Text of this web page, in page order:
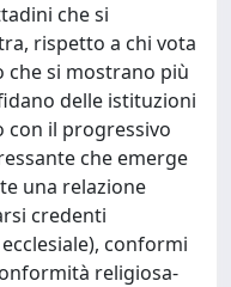
che si
rispetto a chi vota
si mostrano più
delle istituzioni
con il progressivo
che emerge
una relazione
credenti
conformi
religiosa-